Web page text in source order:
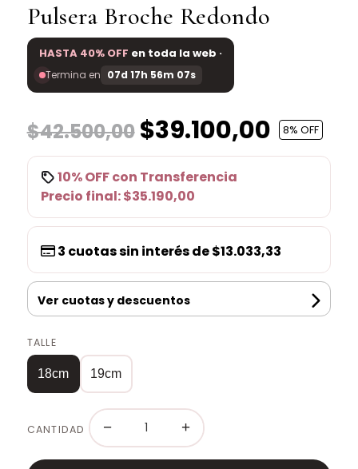
Pulsera Broche Redondo
HASTA 40% OFF en toda la web ·
Termina en 07d 17h 56m 07s
$42.500,00$39.100,00 8% OFF
10% OFFcon Transferencia
Precio final:$35.190,00
3 cuotas sin interés de$13.033,33
Ver cuotas y descuentos
TALLE
18cm 19cm
CANTIDAD − +